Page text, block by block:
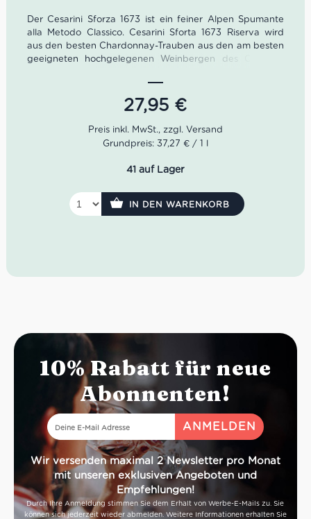
Der Cesarini Sforza 1673 ist ein feiner Alpen Spumante
alla Metodo Classico. Cesarini Sforta 1673 Riserva wird
aus den besten Chardonnay-Trauben aus den am besten
geeigneten hochgelegenen Weinbergen des Cembra-
Synthesen, die die klassische Methode zum Ausdruck
bringen kann, und ist das Sprachrohr für die Exzellenz
von Cesarini Sforza. Der ausgeprägte
Temperaturunterschied zwischen Tag und Nacht,
gemildert durch die ins Tal fließende Ora del Garda, und
die optimale Lage tragen zur perfekten Reifung der
Trauben und zur Konzentration der typischen und
begehrten Aromen in den Trauben bei. Während die
anhaltenden herzhaften und mineralischen Düfte an die
von porphyrischen Sanden geprägten Gebiete fluvial-
eiszeitlichen Ursprungs erinnern, begleiten die zarten
27,95 €
Grundpreis: 37,27 € / 1 l
41 auf Lager
IN DEN WARENKORB
10% Rabatt für neue
Abonnenten!
Wir versenden maximal 2 Newsletter pro Monat
mit unseren exklusiven Angeboten und
Empfehlungen!
Durch Ihre Anmeldung stimmen Sie dem Erhalt von Werbe-E-Mails zu. Sie
können sich jederzeit wieder abmelden. Weitere Informationen erhalten Sie